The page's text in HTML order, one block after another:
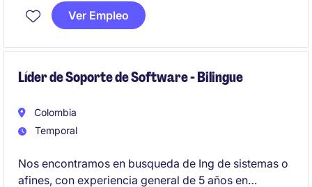
implementación S/4 HANNA, modulos FI-FM-CO.
Experiencia en soporte.
Ver Empleo
Líder de Soporte de Software - Bilingue
Colombia
Temporal
Nos encontramos en busqueda de Ing de sistemas o
afines, con experiencia general de 5 años en